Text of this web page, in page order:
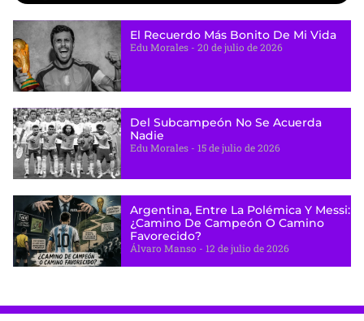
El Recuerdo Más Bonito De Mi Vida
Edu Morales 20 de julio de 2026
Del Subcampeón No Se Acuerda
Nadie
Edu Morales 15 de julio de 2026
Argentina, Entre La Polémica Y Messi:
¿camino De Campeón O Camino
Favorecido?
Álvaro Manso 12 de julio de 2026